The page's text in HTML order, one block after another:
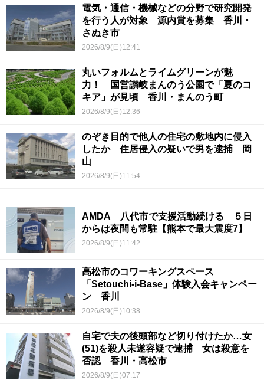
電気・通信・機械などの分野で研究開発
を行う人が対象 源内賞を募集 香川・
さぬき市
2026/8/9(日)12:41
丸いフォルムとライムグリーンが魅
力！ 国営讃岐まんのう公園で「夏のコ
キア」が見頃 香川・まんのう町
2026/8/9(日)12:36
のぞき目的で他人の住宅の敷地内に侵入
したか 住居侵入の疑いで男を逮捕 岡
山
2026/8/9(日)11:54
AMDA 八代市で支援活動続ける ５日
からは夜間も常駐【熊本で最大震度7】
2026/8/9(日)11:42
高松市のコワーキングスペース
「Setouchi-i-Base」体験入会キャンペー
ン 香川
2026/8/9(日)10:38
自宅で夫の後頭部など切り付けたか…女
(51)を殺人未遂容疑で逮捕 女は殺意を
否認 香川・高松市
2026/8/9(日)07:17